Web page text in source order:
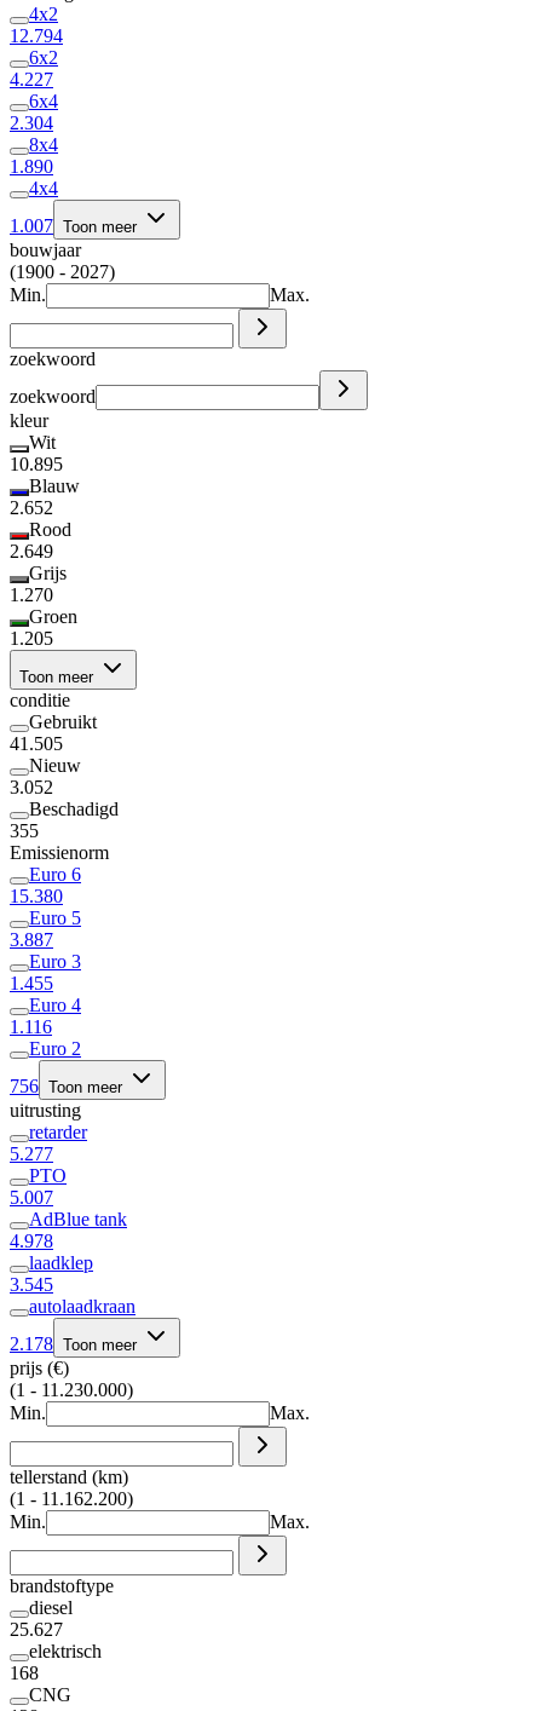
4x2
12.794
6x2
4.227
6x4
2.304
8x4
1.890
4x4
1.007 Toon meer
bouwjaar
(1900 - 2027)
Min.
Max.
zoekwoord
zoekwoord
kleur
Wit
10.895
Blauw
2.652
Rood
2.649
Grijs
1.270
Groen
1.205
Toon meer
conditie
Gebruikt
41.505
Nieuw
3.052
Beschadigd
355
Emissienorm
Euro 6
15.380
Euro 5
3.887
Euro 3
1.455
Euro 4
1.116
Euro 2
756 Toon meer
uitrusting
retarder
5.277
PTO
5.007
AdBlue tank
4.978
laadklep
3.545
autolaadkraan
2.178 Toon meer
prijs (€)
(1 - 11.230.000)
Min.
Max.
tellerstand (km)
(1 - 11.162.200)
Min.
Max.
brandstoftype
diesel
25.627
elektrisch
168
CNG